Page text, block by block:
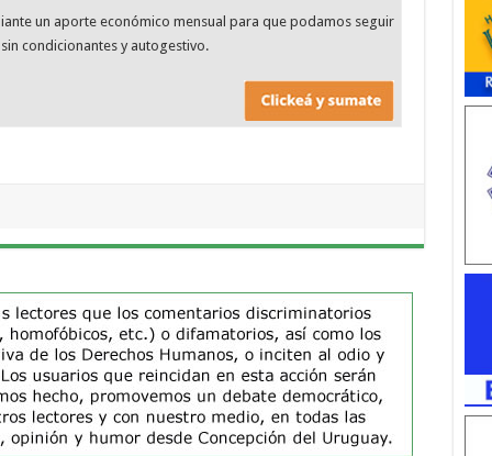
un aporte económico mensual para que podamos seguir
condicionantes y autogestivo.